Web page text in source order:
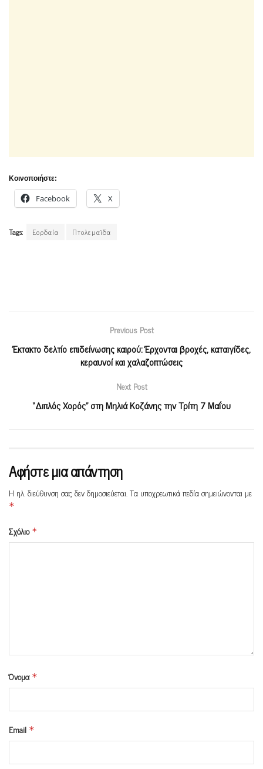
Κοινοποιήστε:
Facebook X
Tags: Εορδαία Πτολεμαϊδα
Previous Post
Έκτακτο δελτίο επιδείνωσης καιρού: Έρχονται βροχές, καταιγίδες,
κεραυνοί και χαλαζοπτώσεις
Next Post
“Διπλός Χορός” στη Μηλιά Κοζάνης την Τρίτη 7 Μαΐου
Αφήστε μια απάντηση
Η ηλ. διεύθυνση σας δεν δημοσιεύεται.Τα υποχρεωτικά πεδία σημειώνονται με
*
Σχόλιο *
Όνομα *
Email *